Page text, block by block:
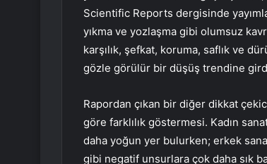
Scientific Reports dergisinde
yıkma ve yozlaşma gibi olumsuz
karşılık, şefkat, koruma, saflık ve
gözle görülür bir düşüş trendine
Rapordan çıkan bir diğer dikkat
göre farklılık göstermesi. Kadın
daha yoğun yer bulurken; erkek
gibi negatif unsurlara çok daha sık